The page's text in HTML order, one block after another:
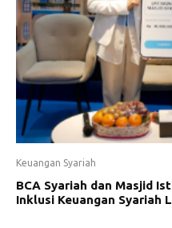
Keuangan Syariah
BCA Syariah dan Masjid
Inklusi Keuangan Syariah